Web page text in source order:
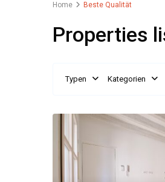
Home Beste Qualität
Properties
Typen Kategorien